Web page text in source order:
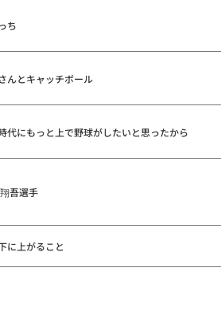
ち
んとキャッチボール
代にもっと上で野球がしたいと思ったから
吾選手
に上がること